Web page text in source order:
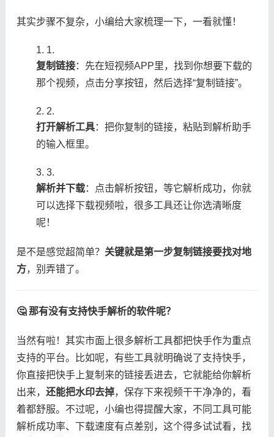
其实步骤不复杂，小编给大家梳理一下，一看就懂！
1.
​复制链接​​：先在短视频APP里，找到你想要下载的
那个视频，点击分享按钮，然后选择“复制链接”。
2.
​打开解析工具​​：把你复制的链接，粘贴到解析助手
的输入框里。
3.
​解析并下载​​：点击解析按钮，等它解析成功，你就
可以选择下载视频啦，很多工具还让你选清晰度
呢！
是不是感觉超简单？​ ​关键就是第一步复制链接要找对地
方​​，别弄错了。
​🤔 那有没有支持快手解析的软件呢？​
当然有啦！其实市面上很多解析工具都把快手作为重点
支持的平台。比如呢，有些工具就明确说了支持快手，
你直接把快手上复制来的链接丢进去，它就能给你解析
出来，​ ​还能把水印去掉​​，保存下来视频干干净净的，看
着都舒服。不过呢，小编也得提醒大家，不同工具可能
解析成功率、下载速度有点差别，这个得多试试看，找